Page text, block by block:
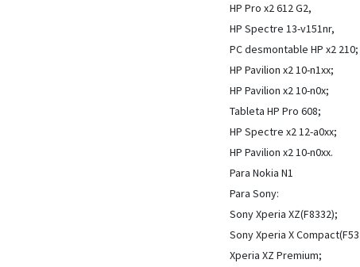
HP Pro x2 612 G2,
HP Spectre 13-v151nr,
PC desmontable HP x2 210;
HP Pavilion x2 10-n1xx;
HP Pavilion x2 10-n0x;
Tableta HP Pro 608;
HP Spectre x2 12-a0xx;
HP Pavilion x2 10-n0xx.
Para Nokia N1
Para Sony:
Sony Xperia XZ(F8332);
Sony Xperia X
Xperia XZ Premium;